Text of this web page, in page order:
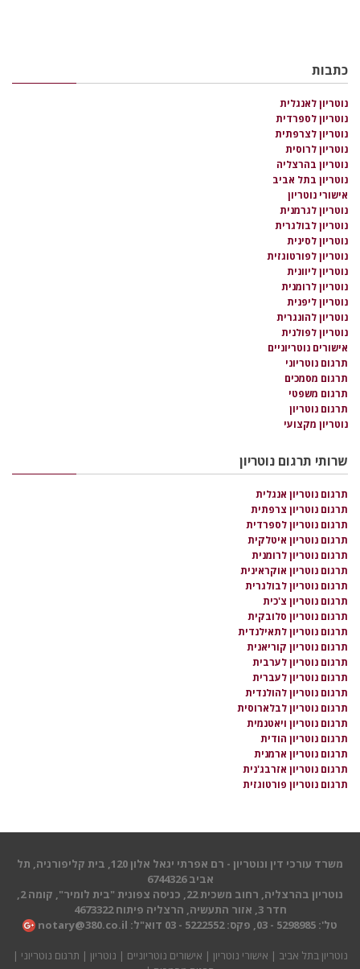
כתבות
נוטריון לאנגלית
נוטריון לספרדית
נוטריון לצרפתית
נוטריון לרוסית
נוטריון בהרצליה
נוטריון בתל אביב
אישורי נוטריון
נוטריון לגרמנית
נוטריון לבולגרית
נוטריון לסינית
נוטריון לפורטוגזית
נוטריון ליוונית
נוטריון לרומנית
נוטריון ליפנית
נוטריון להונגרית
נוטריון לפולנית
אישורים נוטריוניים
תרגום נוטריוני
תרגום מסמכים
תרגום משפטי
תרגום נוטריון
נוטריון מקצועי
שרותי תרגום נוטריון
תרגום נוטריון אנגלית
תרגום נוטריון צרפתית
תרגום נוטריון לספרדית
תרגום נוטריון איטלקית
תרגום נוטריון לרומנית
תרגום נוטריון אוקראינית
תרגום נוטריון לבולגרית
תרגום נוטריון צ'כית
תרגום נוטריון סלובקית
תרגום נוטריון לתאילנדית
תרגום נוטריון קוריאנית
תרגום נוטריון לערבית
תרגום נוטריון לעברית
תרגום נוטריון להולנדית
תרגום נוטריון לבלארוסית
תרגום נוטריון ויאטנמית
תרגום נוטריון הודית
תרגום נוטריון ארמנית
תרגום נוטריון אזרבג'נית
תרגום נוטריון פורטוגזית
משרד עורכי דין ונוטריון - רם אפרתי יגאל אלון 120, בית קליפורניה, תל
אביב 6744326
חדר 3, אזור התעשיה, הרצליה פיתוח 4673322
טל': 5298985 - 03, פקס: 5222552 - 03 דוא"ל:
notary@380.co.il
נוטריון בתל אביב | אישורי נוטריון | אישורים נוטריוניים | נוטריון | תרגום נוטריוני |